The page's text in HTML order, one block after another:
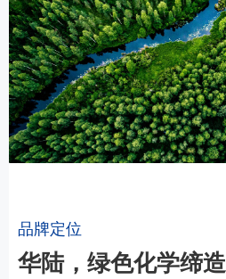
品牌定位
华陆，绿色化学缔造